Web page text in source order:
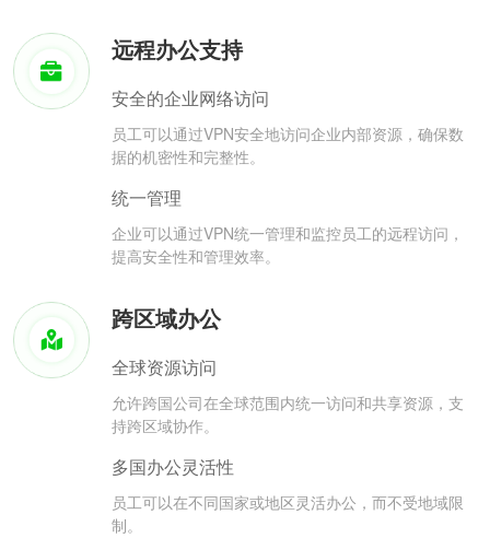
远程办公支持
安全的企业网络访问
员工可以通过VPN安全地访问企业内部资源，确保数
据的机密性和完整性。
统一管理
企业可以通过VPN统一管理和监控员工的远程访问，
提高安全性和管理效率。
跨区域办公
全球资源访问
允许跨国公司在全球范围内统一访问和共享资源，支
持跨区域协作。
多国办公灵活性
员工可以在不同国家或地区灵活办公，而不受地域限
制。